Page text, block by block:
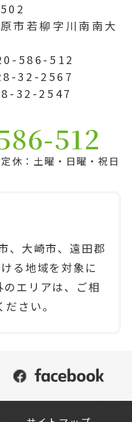
市若柳字川南南大
586-512
32-2567
32-2547
512
：土曜・日曜・祝日
、大崎市、遠田郡
る地域を対象に
のエリアは、ご相
さい。